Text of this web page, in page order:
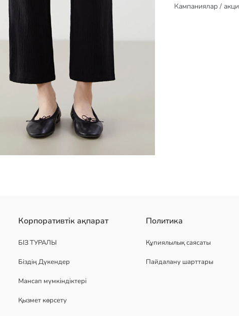
Кампаниялар /
Корпоративтік ақпарат
БІЗ ТУРАЛЫ
Біздің Дүкендер
Мансап мүмкіндіктері
Қызмет көрсету
Политика
Құпиялылық саясаты
Пайдалану шарттары